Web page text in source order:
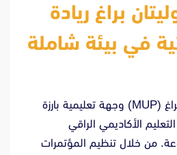
براغ ريادة
في بيئة شاملة
تعد جامعة متروبوليتان براغ (MUP) وجهة تعليمية بارزة
الأكاديمي الراقي
من خلال تنظيم المؤتمرات